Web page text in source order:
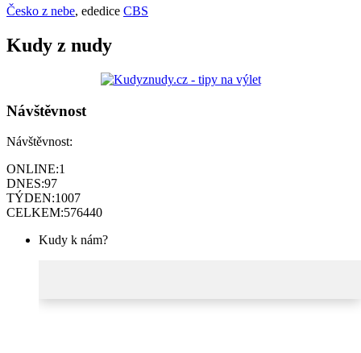
Česko z nebe, ededice CBS
Kudy z nudy
Návštěvnost
Návštěvnost:
ONLINE:1
DNES:97
TÝDEN:1007
CELKEM:576440
Kudy k nám?